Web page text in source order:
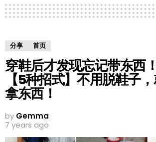
分享 首页
穿鞋后才发现忘记带东西
【5种招式】不用脱鞋子
拿东西！
by Gemma
7 years ago